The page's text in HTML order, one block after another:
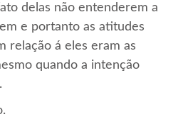
delas não entenderem a
e portanto as atitudes
relação á eles eram as
quando a intenção